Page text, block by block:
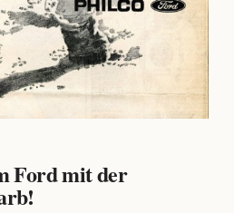
Ford mit der